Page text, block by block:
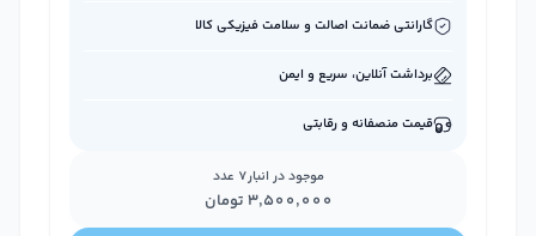
گارانتی ضمانت اصالت و سلامت فیزیکی کالا
برداشت آنلاین، سریع و ایمن
قیمت منصفانه و رقابتی
موجود در انبار7 عدد
۳٬۵۰۰٬۰۰۰ تومان